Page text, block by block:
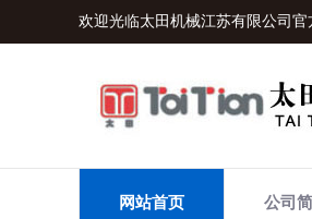
欢迎光临太田机械江苏有限公司官
网站首页 公司